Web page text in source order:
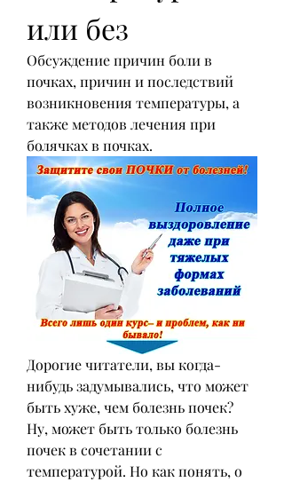
или без
Обсуждение причин боли в
почках, причин и последствий
возникновения температуры, а
также методов лечения при
болячках в почках.
Дорогие читатели, вы когда-
нибудь задумывались, что может
быть хуже, чем болезнь почек?
Ну, может быть только болезнь
почек в сочетании с
температурой. Но как понять, о